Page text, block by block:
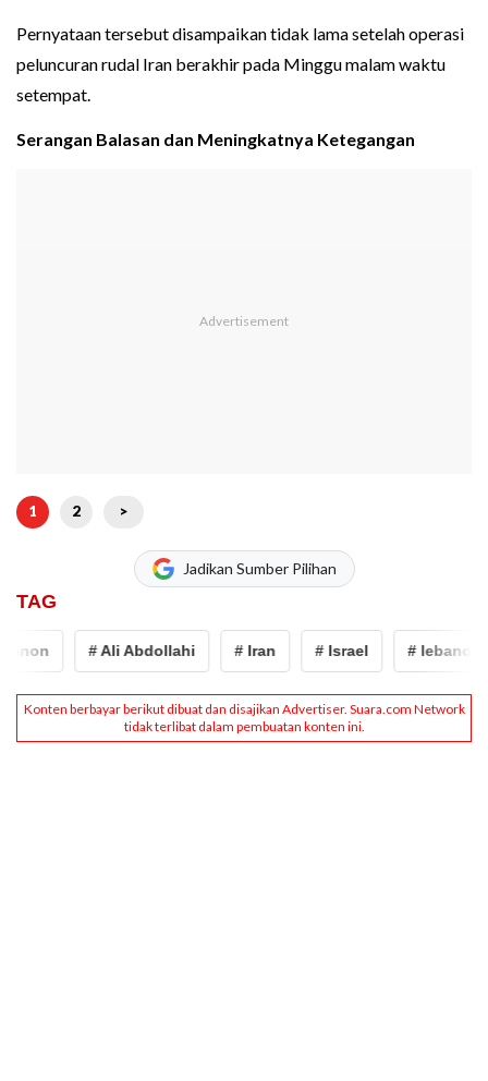
Pernyataan tersebut disampaikan tidak lama setelah operasi
peluncuran rudal Iran berakhir pada Minggu malam waktu
setempat.
Serangan Balasan dan Meningkatnya Ketegangan
1 2 >
Jadikan Sumber Pilihan
TAG
# Ali Abdollahi # Iran # Israel # lebanon